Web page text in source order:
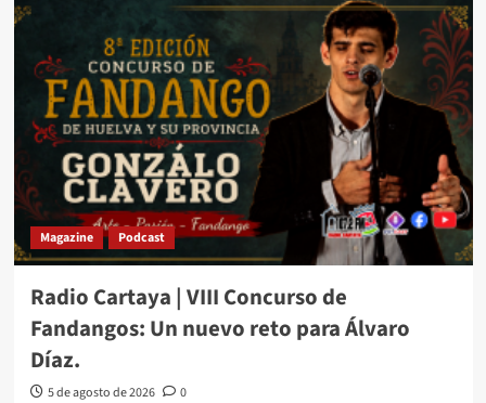
Magazine Podcast
Radio Cartaya | VIII Concurso de
Fandangos: Un nuevo reto para Álvaro
Díaz.
5 de agosto de 2026 0